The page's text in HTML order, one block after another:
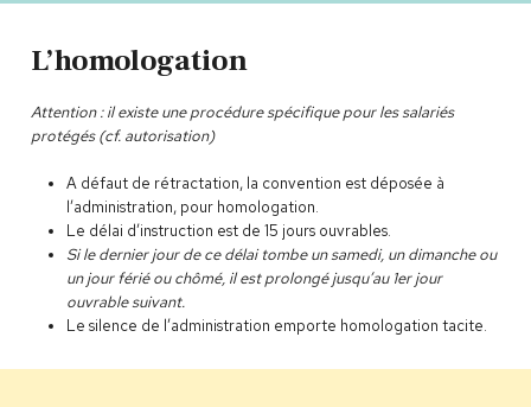
L’homologation
Attention: il existe une procédure spécifique pour les salariés
protégés (cf. autorisation)
A défaut de rétractation, la convention est déposée à
l’administration, pour homologation.
Le délai d’instruction est de 15 jours ouvrables.
Si le dernier jour de ce délai tombe un samedi, un dimanche ou
un jour férié ou chômé, il est prolongé jusqu’au 1er jour
ouvrable suivant.
Le silence de l’administration emporte homologation tacite.